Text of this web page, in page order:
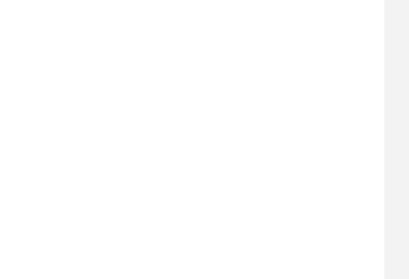
она начала в качестве ударницы небольшой